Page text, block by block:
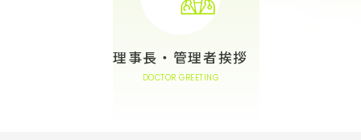
理事長・ 管理者挨拶
DOCTOR GREETING